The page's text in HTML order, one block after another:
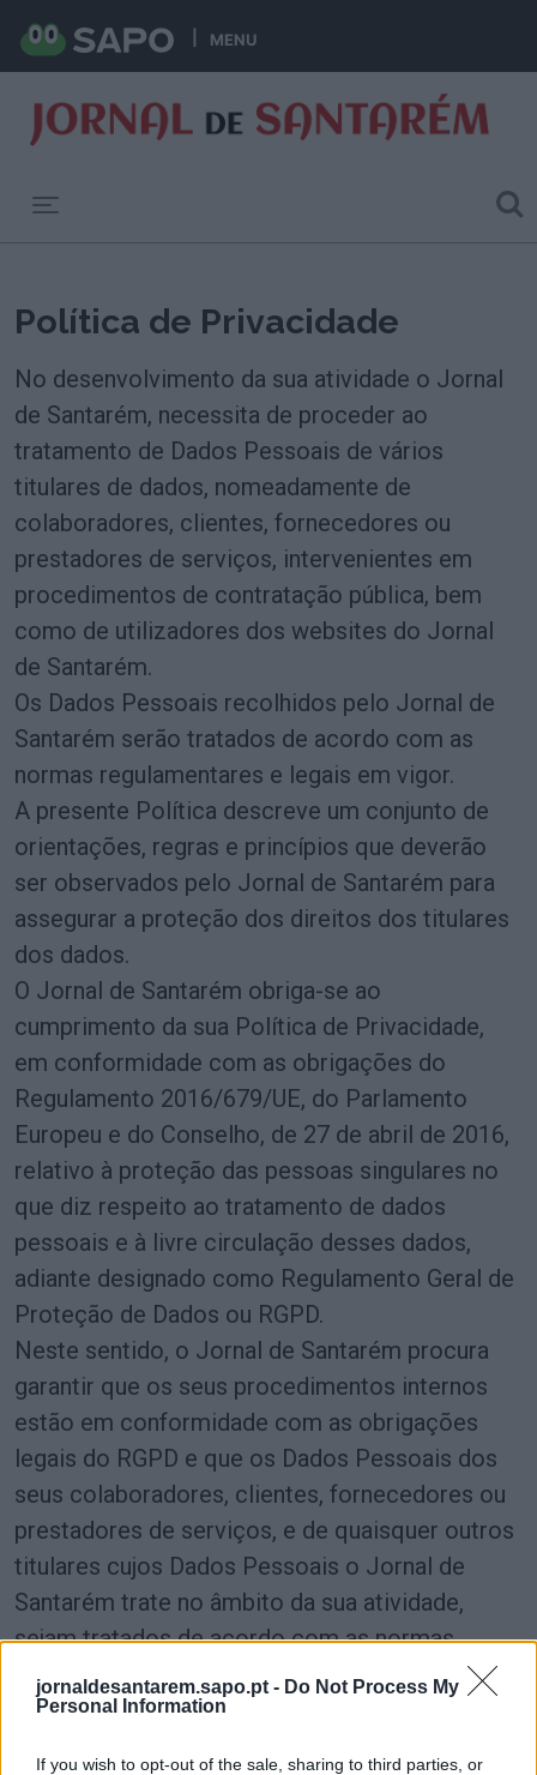
jornaldesantarem.sapo.pt - Do Not Process My
Personal Information
If you wish to opt-out of the sale, sharing to third parties, or
MENU
Política de Privacidade
No desenvolvimento da sua atividade o Jornal
de Santarém, necessita de proceder ao
tratamento de Dados Pessoais de vários
titulares de dados, nomeadamente de
colaboradores, clientes, fornecedores ou
prestadores de serviços, intervenientes em
procedimentos de contratação pública, bem
como de utilizadores dos websites do Jornal
de Santarém.
Os Dados Pessoais recolhidos pelo Jornal de
Santarém serão tratados de acordo com as
normas regulamentares e legais em vigor.
A presente Política descreve um conjunto de
orientações, regras e princípios que deverão
ser observados pelo Jornal de Santarém para
assegurar a proteção dos direitos dos titulares
dos dados.
O Jornal de Santarém obriga-se ao
cumprimento da sua Política de Privacidade,
em conformidade com as obrigações do
Regulamento 2016/679/UE, do Parlamento
Europeu e do Conselho, de 27 de abril de 2016,
relativo à proteção das pessoas singulares no
que diz respeito ao tratamento de dados
pessoais e à livre circulação desses dados,
adiante designado como Regulamento Geral de
Proteção de Dados ou RGPD.
Neste sentido, o Jornal de Santarém procura
garantir que os seus procedimentos internos
estão em conformidade com as obrigações
legais do RGPD e que os Dados Pessoais dos
seus colaboradores, clientes, fornecedores ou
prestadores de serviços, e de quaisquer outros
titulares cujos Dados Pessoais o Jornal de
Santarém trate no âmbito da sua atividade,
sejam tratados de acordo com as normas
regulamentares e legais em vigor e
conservados em segurança.
Últimas Notícias